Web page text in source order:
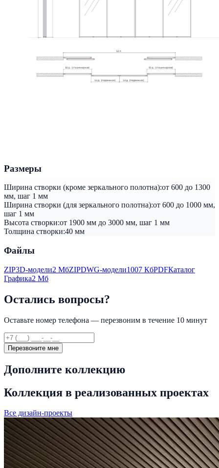
Размеры
Ширина створки (кроме зеркального полотна):от 600 до 1300
мм, шаг 1 мм
Ширина створки (для зеркального полотна):от 600 до 1000 мм,
шаг 1 мм
Высота створки:от 1900 мм до 3000 мм, шаг 1 мм
Толщина створки:40 мм
Файлы
ZIP3D-модели2 МбZIPDWG-модели1007 КбPDFКаталог
Графика2 Мб
Остались вопросы?
Оставьте номер телефона — перезвоним в течение 10 минут
Перезвоните мне
Дополните коллекцию
Коллекция в реализованных проектах
Все дизайн-проекты